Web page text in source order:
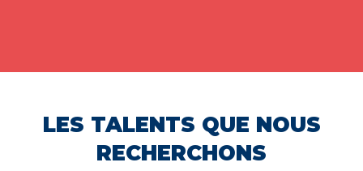
LES TALENTS QUE NOUS
RECHERCHONS